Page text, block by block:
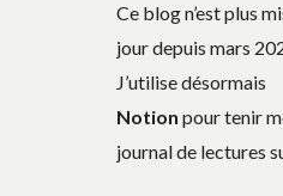
Ce blog n’est plus
jour depuis mars
J’utilise désormais
Notion pour tenir
journal de lectures